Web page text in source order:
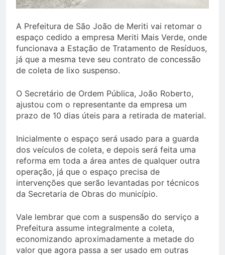
A Prefeitura de São João de Meriti vai retomar o
espaço cedido a empresa Meriti Mais Verde, onde
funcionava a Estação de Tratamento de Resíduos,
já que a mesma teve seu contrato de concessão
de coleta de lixo suspenso.
O Secretário de Ordem Pública, João Roberto,
ajustou com o representante da empresa um
prazo de 10 dias úteis para a retirada de material.
Inicialmente o espaço será usado para a guarda
dos veículos de coleta, e depois será feita uma
reforma em toda a área antes de qualquer outra
operação, já que o espaço precisa de
intervenções que serão levantadas por técnicos
da Secretaria de Obras do município.
Vale lembrar que com a suspensão do serviço a
Prefeitura assume integralmente a coleta,
economizando aproximadamente a metade do
valor que agora passa a ser usado em outras